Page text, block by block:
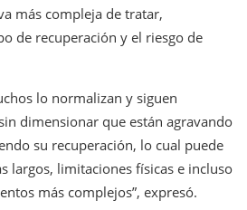
más compleja de tratar,
de recuperación y el riesgo de
lo normalizan y siguen
dimensionar que están agravando
su recuperación, lo cual puede
largos, limitaciones físicas e incluso
más complejos”, expresó.